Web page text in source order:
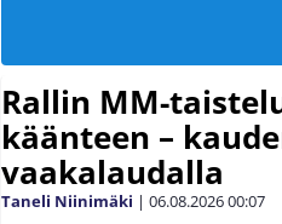
Rallin MM-
käänteen –
vaakalaudalla
Taneli Niinimäki | 06.08.202600:07